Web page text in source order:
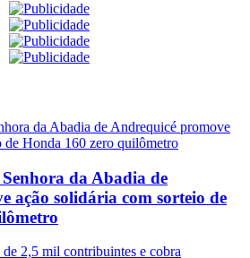
da Abadia de
ação solidária com sorteio de